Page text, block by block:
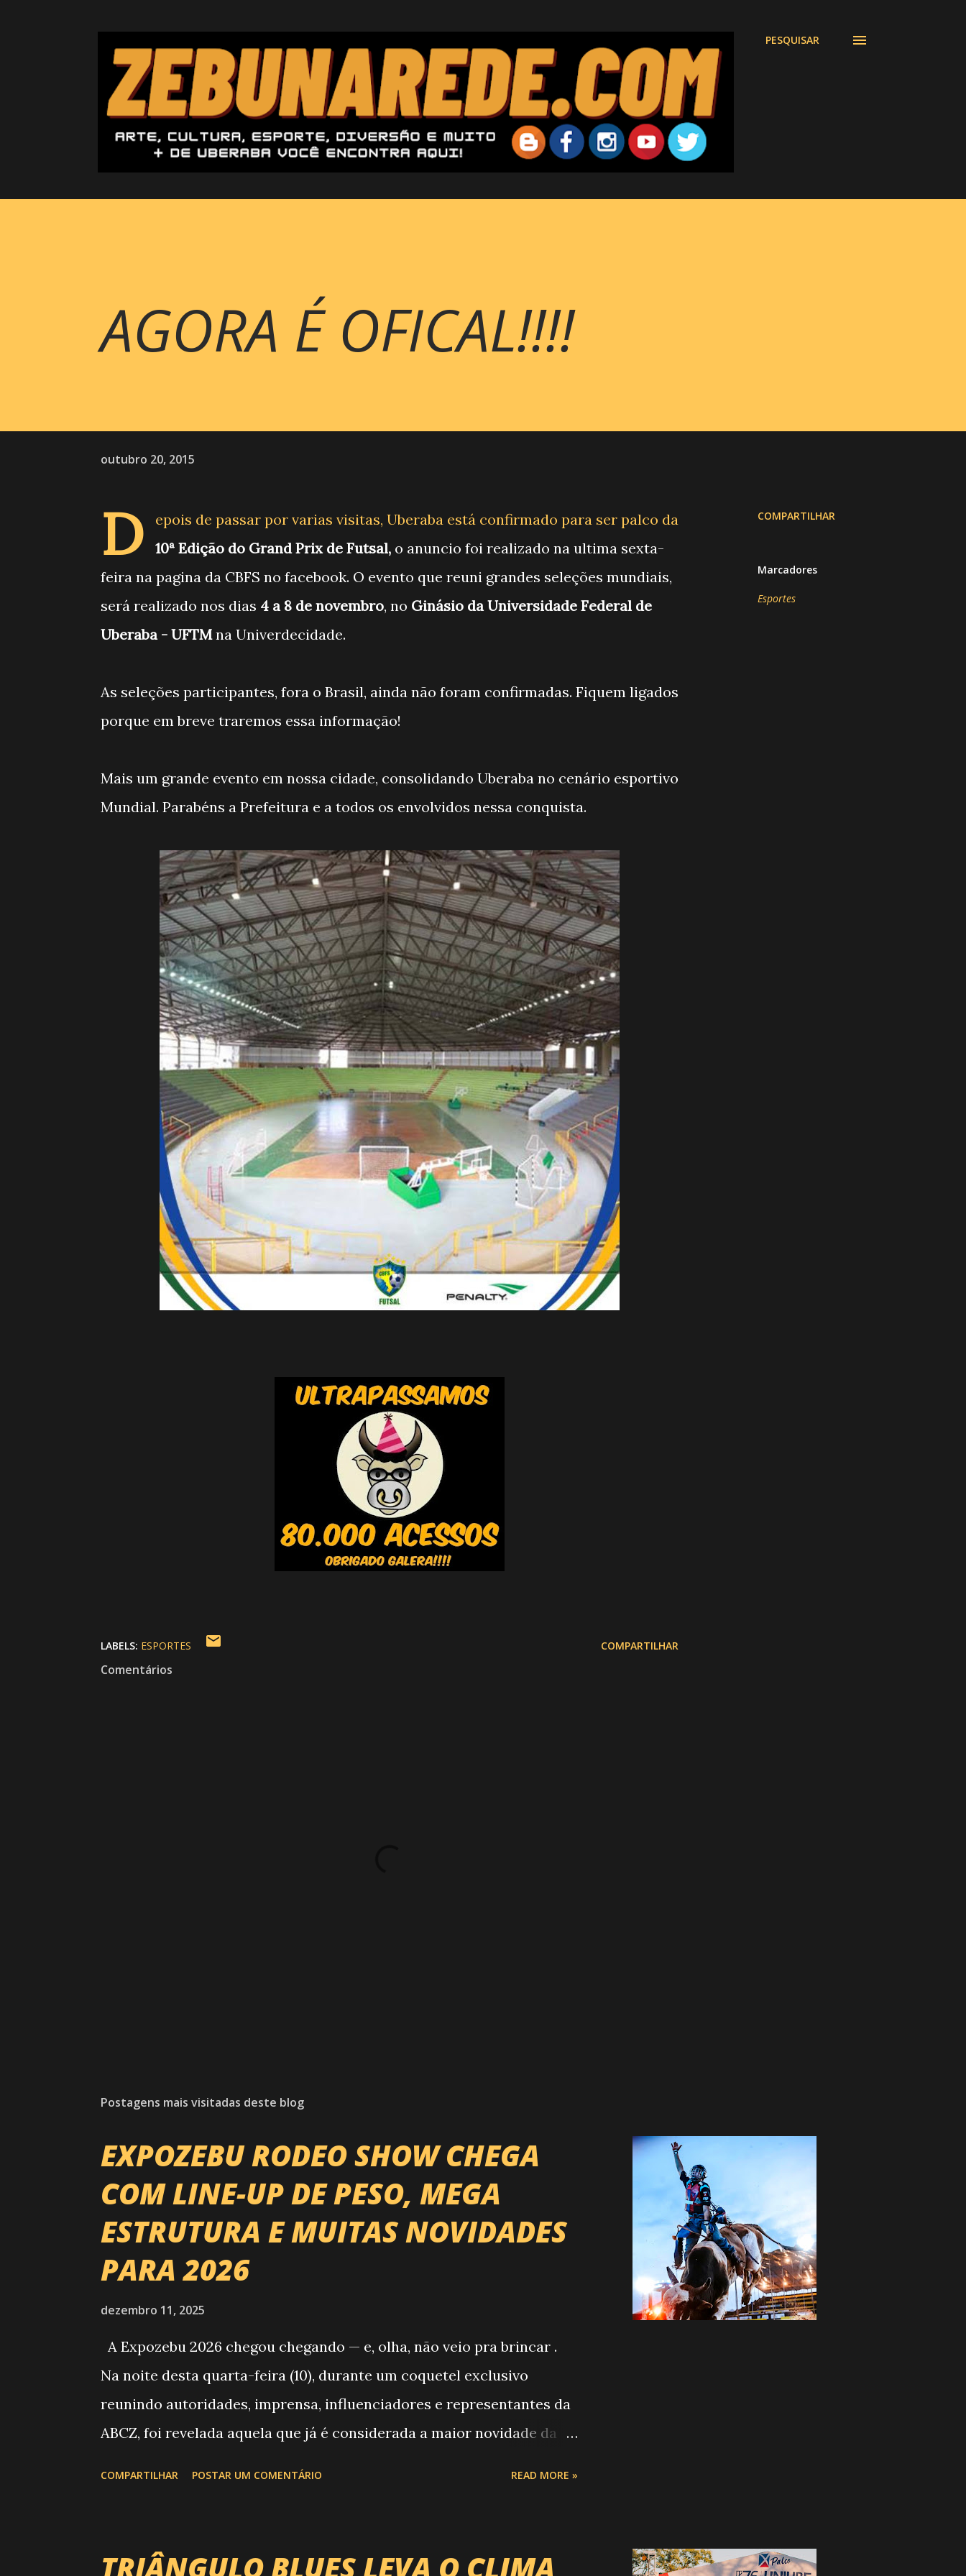
PESQUISAR
AGORA É OFICAL!!!!
outubro 20, 2015
D
epois de passar por varias visitas, Uberaba está confirmado para ser palco da
10ª Edição do Grand Prix de Futsal, o anuncio foi realizado na ultima sexta-
feira na pagina da CBFS no facebook. O evento que reuni grandes seleções mundiais,
será realizado nos dias 4 a 8 de novembro, no Ginásio da Universidade Federal de
Uberaba - UFTMna Univerdecidade.
As seleções participantes, fora o Brasil, ainda não foram confirmadas. Fiquem ligados
porque em breve traremos essa informação!
Mais um grande evento em nossa cidade, consolidando Uberaba no cenário esportivo
Mundial. Parabéns a Prefeitura e a todos os envolvidos nessa conquista.
COMPARTILHAR
Marcadores
Esportes
LABELS: ESPORTES COMPARTILHAR
Comentários
Postagens mais visitadas deste blog
EXPOZEBU RODEO SHOW CHEGA
COM LINE-UP DE PESO, MEGA
ESTRUTURA E MUITAS NOVIDADES
PARA 2026
dezembro 11, 2025
A Expozebu 2026 chegou chegando — e, olha, não veio pra brincar .
Na noite desta quarta-feira (10), durante um coquetel exclusivo
reunindo autoridades, imprensa, influenciadores e representantes da
ABCZ, foi revelada aquela que já é considerada a maior novidade da
reúne os principais atletas de montaria do país enfrentando as
COMPARTILHAR POSTAR UM COMENTÁRIO READ MORE »
TRIÂNGULO BLUES LEVA O CLIMA